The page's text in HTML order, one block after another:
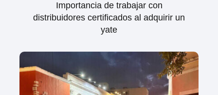
Importancia de trabajar con
distribuidores certificados al adquirir un
yate